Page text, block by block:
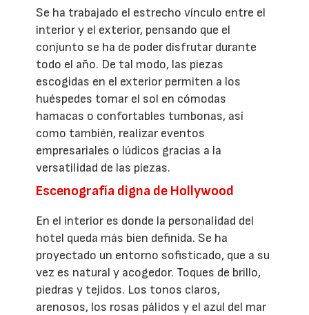
Se ha trabajado el estrecho vínculo entre el
interior y el exterior, pensando que el
conjunto se ha de poder disfrutar durante
todo el año. De tal modo, las piezas
escogidas en el exterior permiten a los
huéspedes tomar el sol en cómodas
hamacas o confortables tumbonas, así
como también, realizar eventos
empresariales o lúdicos gracias a la
versatilidad de las piezas.
Escenografía digna de Hollywood
En el interior es donde la personalidad del
hotel queda más bien definida. Se ha
proyectado un entorno sofisticado, que a su
vez es natural y acogedor. Toques de brillo,
piedras y tejidos. Los tonos claros,
arenosos, los rosas pálidos y el azul del mar